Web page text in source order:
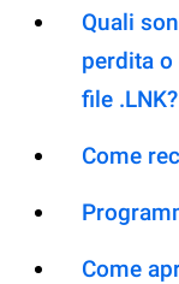
Quali
perdita
file .LNK?
Come
Come